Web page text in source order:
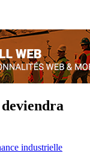
industrielle